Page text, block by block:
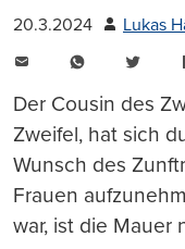
20.3.2024 Lukas
WhatsApp
Der Cousin des
Zweifel, hat sich
Wunsch des
Frauen
war, ist die Mauer